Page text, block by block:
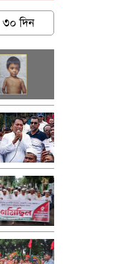
৩০ দিন